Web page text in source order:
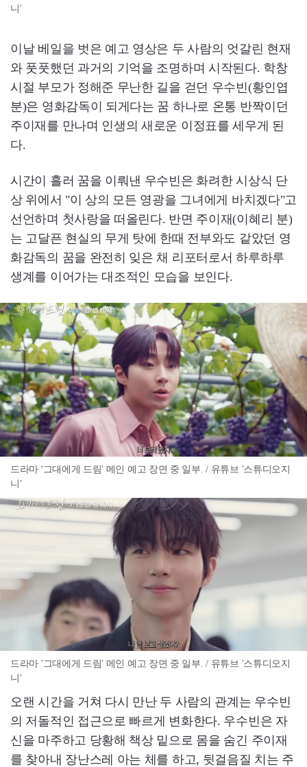
니'
이날 베일을 벗은 예고 영상은 두 사람의 엇갈린 현재
와 풋풋했던 과거의 기억을 조명하며 시작된다. 학창
시절 부모가 정해준 무난한 길을 걷던 우수빈(황인엽
분)은 영화감독이 되게다는 꿈 하나로 온통 반짝이던
주이재를 만나며 인생의 새로운 이정표를 세우게 된
다.
시간이 흘러 꿈을 이뤄낸 우수빈은 화려한 시상식 단
상 위에서 "이 상의 모든 영광을 그녀에게 바치겠다"고
선언하며 첫사랑을 떠올린다. 반면 주이재(이혜리 분)
는 고달픈 현실의 무게 탓에 한때 전부와도 같았던 영
화감독의 꿈을 완전히 잊은 채 리포터로서 하루하루
생계를 이어가는 대조적인 모습을 보인다.
드라마 '그대에게 드림' 메인 예고 장면 중 일부. / 유튜브 '스튜디오지
니'
드라마 '그대에게 드림' 메인 예고 장면 중 일부. / 유튜브 '스튜디오지
니'
오랜 시간을 거쳐 다시 만난 두 사람의 관계는 우수빈
의 저돌적인 접근으로 빠르게 변화한다. 우수빈은 자
신을 마주하고 당황해 책상 밑으로 몸을 숨긴 주이재
를 찾아내 장난스레 아는 체를 하고, 뒷걸음질 치는 주